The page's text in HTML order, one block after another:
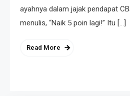
ayahnya dalam jajak pendapat
menulis, “Naik 5 poin lagi!” Itu […]
Read More